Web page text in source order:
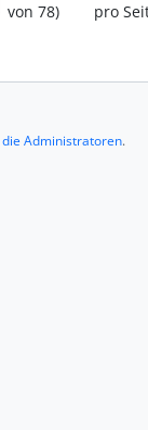
von 78)
pro
die Administratoren.